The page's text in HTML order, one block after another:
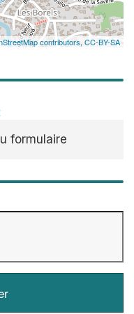
contributors, CC-BY-SA
formulaire